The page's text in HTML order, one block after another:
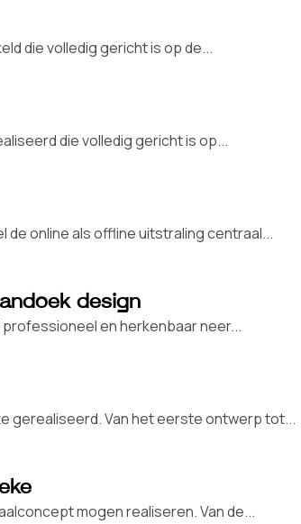
die volledig gericht is op de...
die volledig gericht is op...
online als offline uitstraling centraal...
design
en herkenbaar neer...
gerealiseerd. Van het eerste ontwerp tot...
mogen realiseren. Van de...